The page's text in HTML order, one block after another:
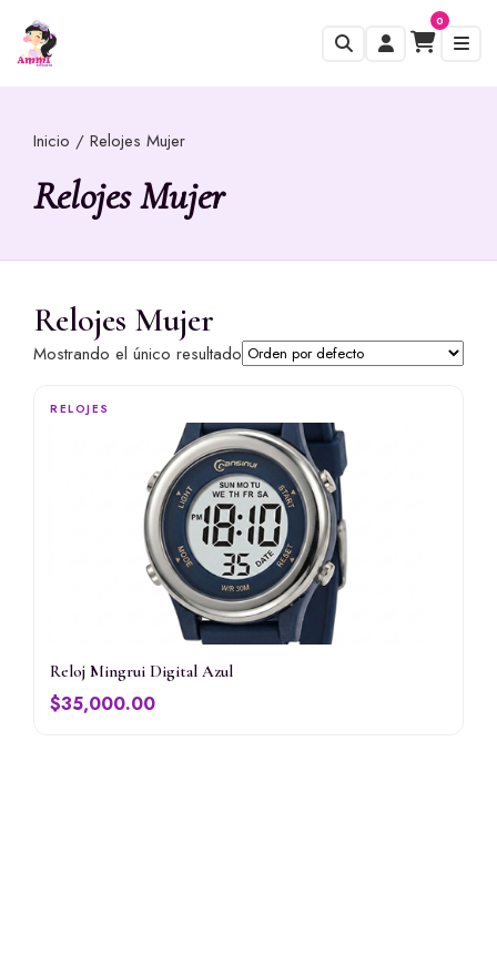
0
Inicio / Relojes Mujer
Relojes Mujer
Relojes Mujer
Mostrando el único resultado
RELOJES
Reloj Mingrui Digital Azul
$35,000.00